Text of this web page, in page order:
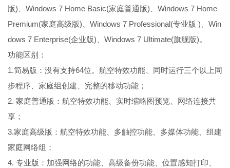
版)、Windows 7 Home Basic(家庭普通版)、Windows 7 Home
Premium(家庭高级版)、Windows 7 Professional(专业版 )、Win
dows 7 Enterprise(企业版)、Windows 7 Ultimate(旗舰版)。
功能区别：
1.简易版：没有支持64位。航空特效功能、同时运行三个以上同
步程序、家庭组创建、完整的移动功能；
2. 家庭普通版：航空特效功能、实时缩略图预览、网络连接共
享；
3.家庭高级版：航空特效功能、多触控功能、多媒体功能、组建
家庭网络组；
4. 专业版：加强网络的功能、高级备份功能、位置感知打印、